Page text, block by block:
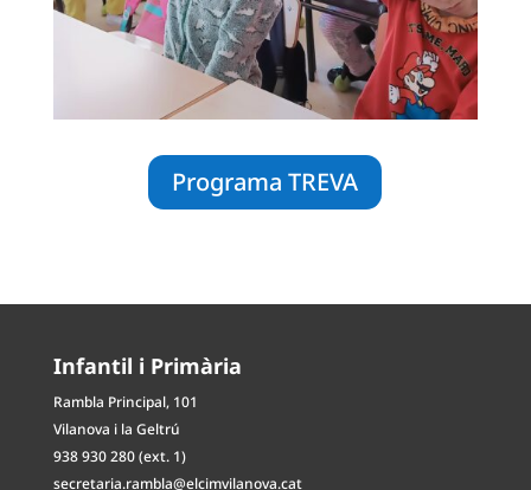
Programa TREVA
Infantil i Primària
Rambla Principal, 101
Vilanova i la Geltrú
938 930 280 (ext. 1)
secretaria.rambla@elcimvilanova.cat